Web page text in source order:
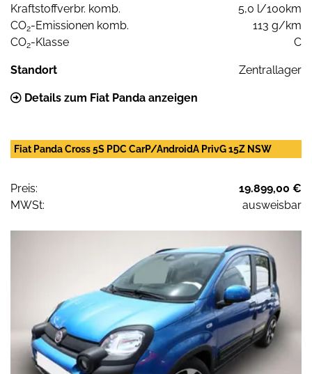
Kraftstoffverbr. komb.
5,0 l/100km
CO2-Emissionen komb.
113 g/km
CO2-Klasse C
Standort Zentrallager
Details zum Fiat Panda anzeigen
Fiat Panda Cross 5S PDC CarP/AndroidA PrivG 15Z NSW
Preis:
19.899,00 €
MWSt:
ausweisbar